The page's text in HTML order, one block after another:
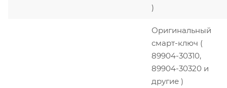
)
Оригинальный
смарт-ключ (
89904-30310,
89904-30320 и
другие )